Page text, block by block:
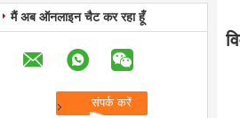
मैं अब ऑनलाइन चैट कर रहा हूँ